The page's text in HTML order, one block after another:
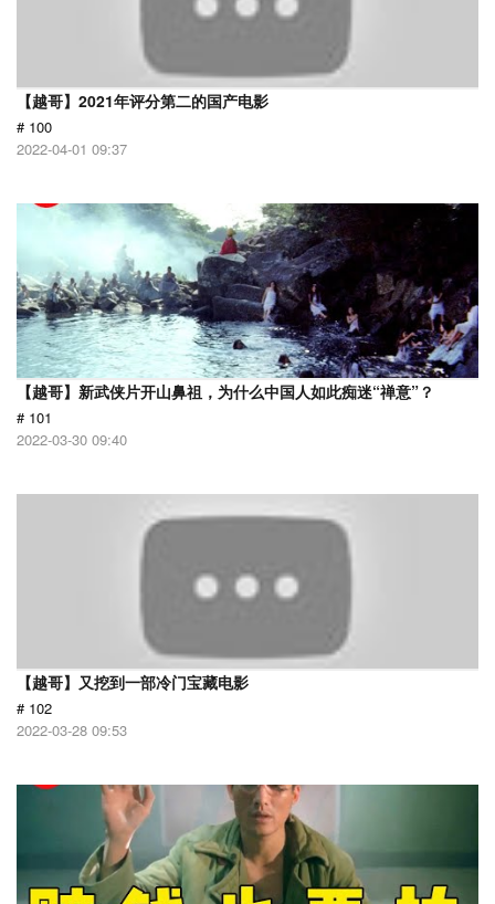
【越哥】2021年评分第二的国产电影
# 100
2022-04-01 09:37
【越哥】新武侠片开山鼻祖，为什么中国人如此痴迷“禅意”？
# 101
2022-03-30 09:40
【越哥】又挖到一部冷门宝藏电影
# 102
2022-03-28 09:53